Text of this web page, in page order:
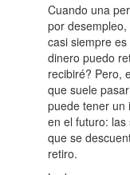
Cuando una
por
casi siempre
dinero puedo
recibiré? Pero,
que suele
puede tener un
en el futuro:
que se
retiro.